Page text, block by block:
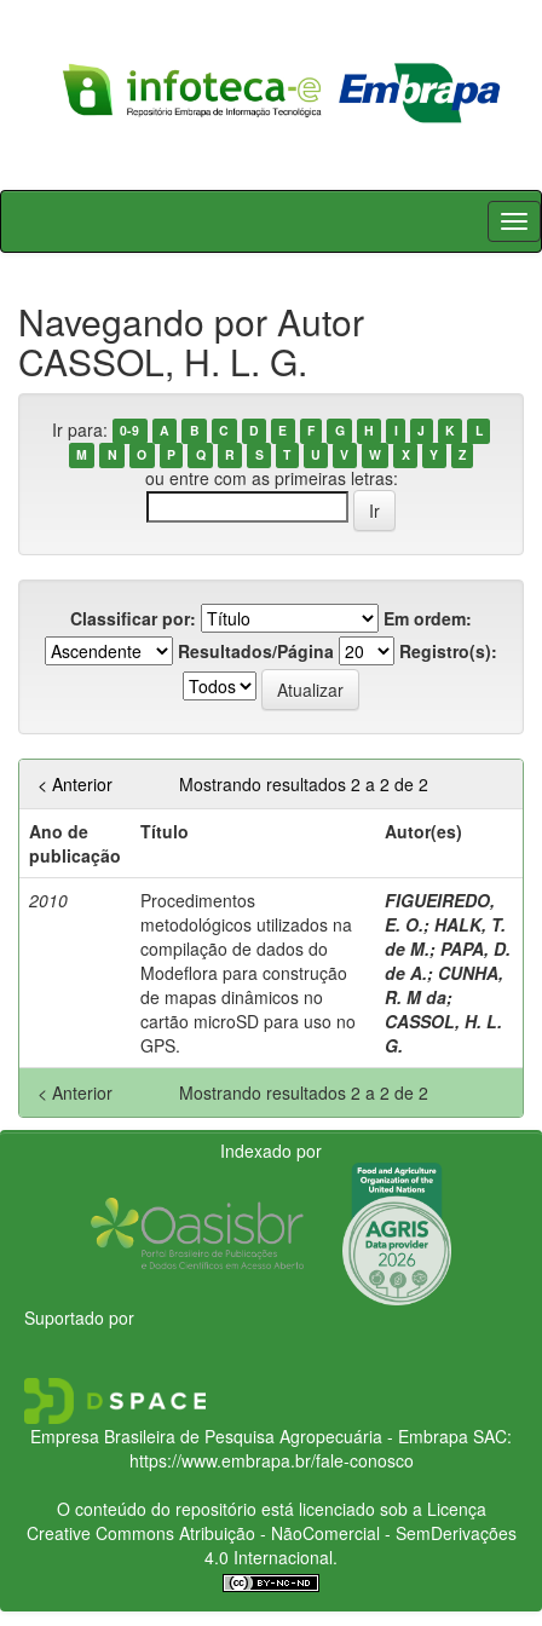
Skip
Navegando por Autor
CASSOL, H. L. G.
Ir para: 0-9 A B C D E F G H I J K
L
M
N O P Q R S T U V W X Y Z
ou entre com as primeiras letras:
Classificar por:
Em ordem:
Resultados/Página
Registro(s):
Mostrando resultados 2 a 2 de 2
< Anterior
Ano de
publicação
Título Autor(es)
2010
Procedimentos
metodológicos utilizados na
compilação de dados do
Modeflora para construção
de mapas dinâmicos no
cartão microSD para uso no
GPS.
FIGUEIREDO,
E. O.; HALK, T.
de M.; PAPA, D.
de A.; CUNHA,
R. M da;
CASSOL, H. L.
G.
Mostrando resultados 2 a 2 de 2
< Anterior
Indexado por
Suportado por
Empresa Brasileira de Pesquisa Agropecuária - Embrapa SAC:
https://www.embrapa.br/fale-conosco
O conteúdo do repositório está licenciado sob a Licença
Creative CommonsAtribuição - NãoComercial - SemDerivações
4.0 Internacional.